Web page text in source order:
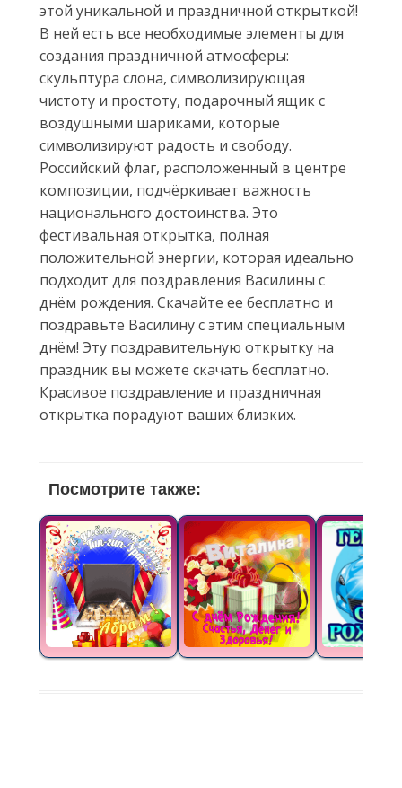
этой уникальной и праздничной открыткой!
В ней есть все необходимые элементы для
создания праздничной атмосферы:
скульптура слона, символизирующая
чистоту и простоту, подарочный ящик с
воздушными шариками, которые
символизируют радость и свободу.
Российский флаг, расположенный в центре
композиции, подчёркивает важность
национального достоинства. Это
фестивальная открытка, полная
положительной энергии, которая идеально
подходит для поздравления Василины с
днём рождения. Скачайте ее бесплатно и
поздравьте Василину с этим специальным
днём! Эту поздравительную открытку на
праздник вы можете скачать бесплатно.
Красивое поздравление и праздничная
открытка порадуют ваших близких.
Посмотрите также: